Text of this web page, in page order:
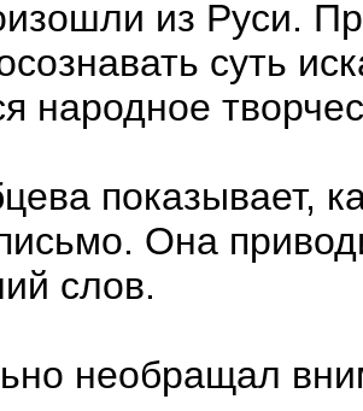
из Руси.
суть
народное
показывает,
Она
слов.
необращал